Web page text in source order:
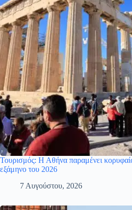
Τουρισμός: Η Αθήνα παραμένει
εξάμηνο του 2026
7 Αυγούστου, 2026